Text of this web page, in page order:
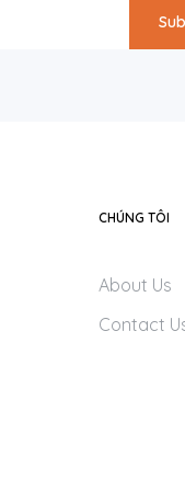
CHÚNG TÔI
About Us
Contact